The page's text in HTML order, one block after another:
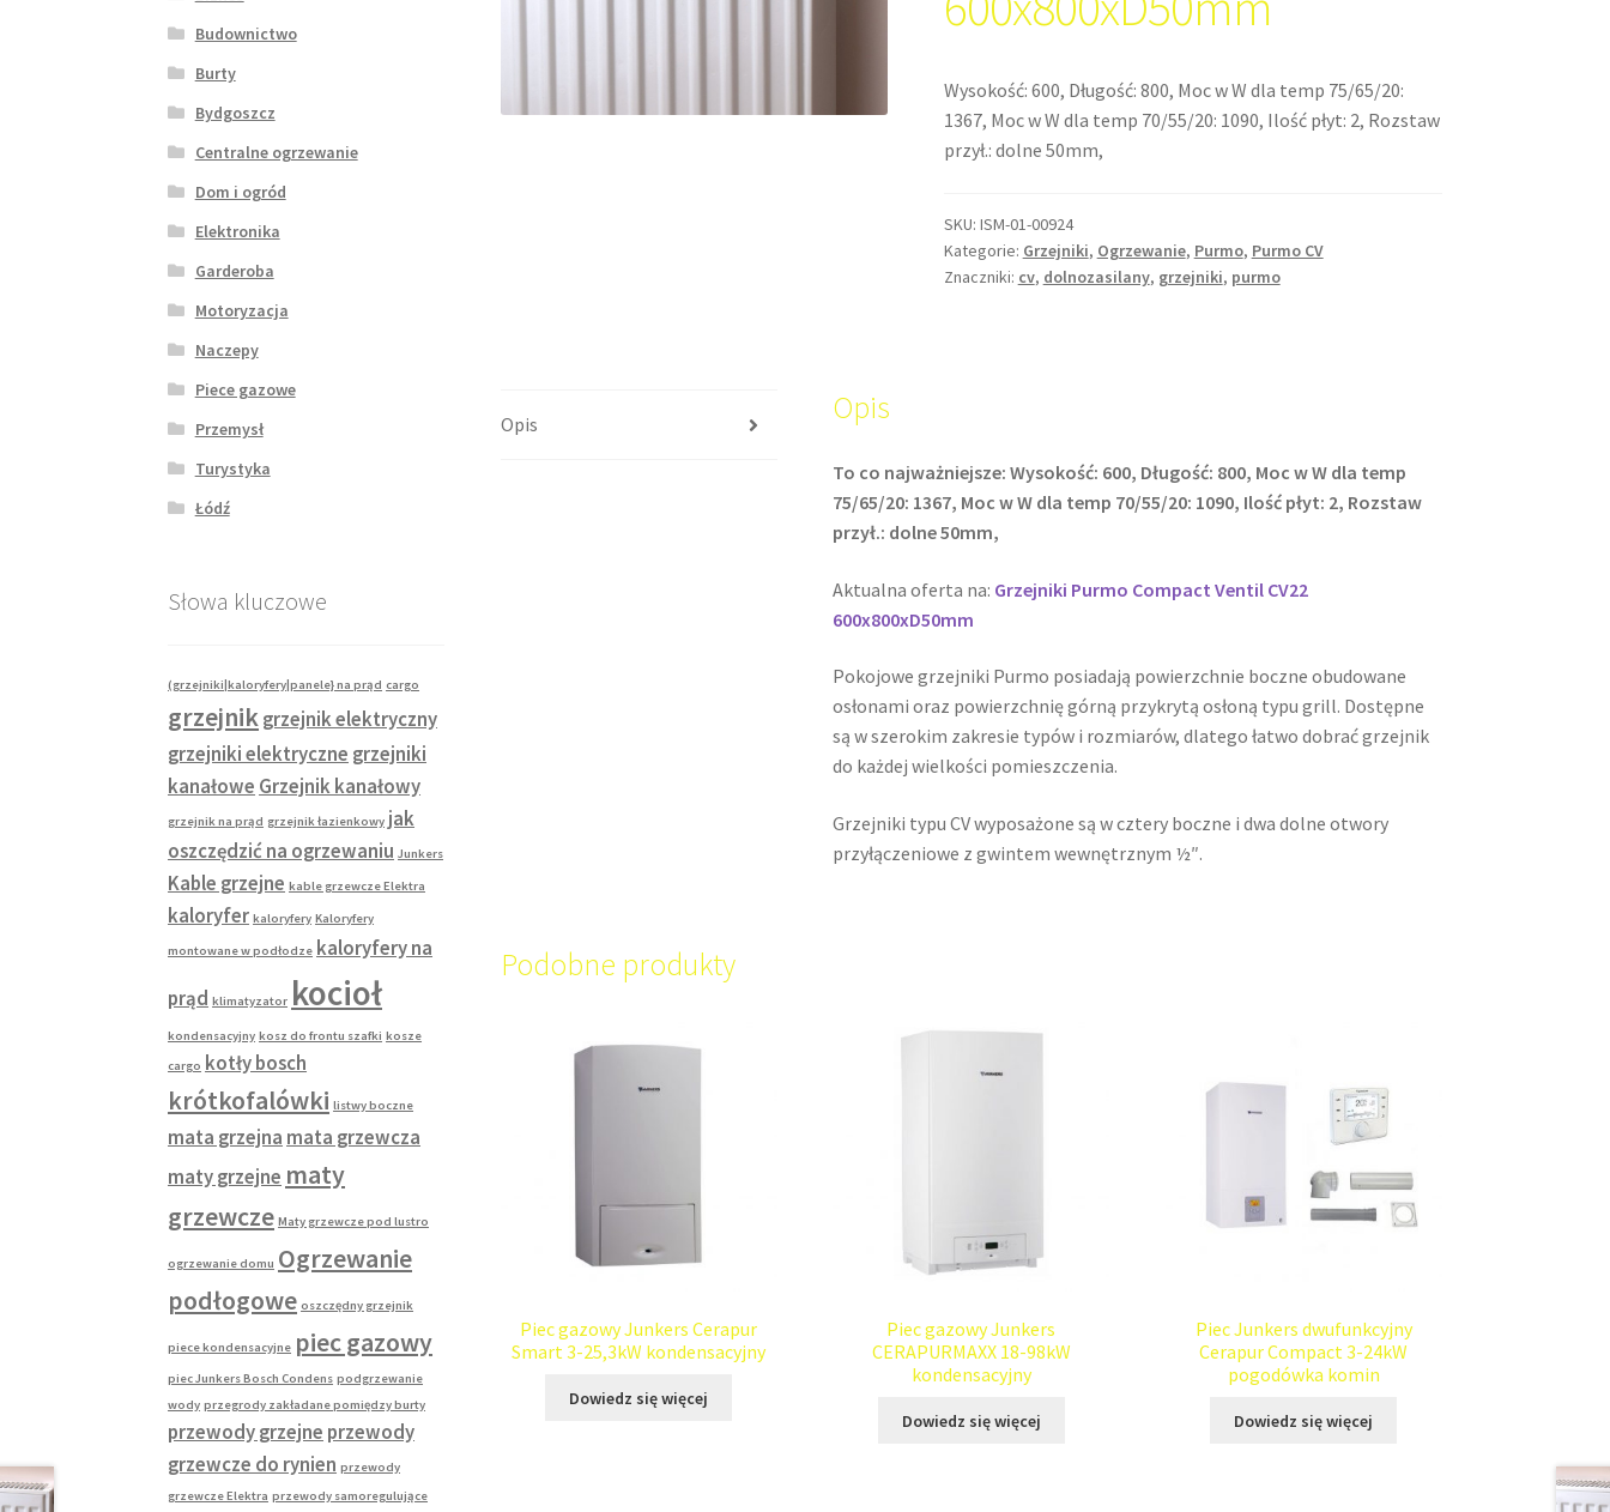
Wysokość: 600, Długość: 800, Moc w W dla temp 75/65/20:
1367, Moc w W dla temp 70/55/20: 1090, Ilość płyt: 2, Rozstaw
przył.: dolne 50mm,
SKU: ISM-01-00924
Kategorie: Grzejniki, Ogrzewanie, Purmo, Purmo CV
Znaczniki: cv, dolnozasilany, grzejniki, purmo
Opis Opis
To co najważniejsze: Wysokość: 600, Długość: 800, Moc w W dla temp
75/65/20: 1367, Moc w W dla temp 70/55/20: 1090, Ilość płyt: 2, Rozstaw
przył.: dolne 50mm,
Aktualna oferta na: Grzejniki Purmo Compact Ventil CV22
600x800xD50mm
Pokojowe grzejniki Purmo posiadają powierzchnie boczne obudowane
osłonami oraz powierzchnię górną przykrytą osłoną typu grill. Dostępne
są w szerokim zakresie typów i rozmiarów, dlatego łatwo dobrać grzejnik
do każdej wielkości pomieszczenia.
Grzejniki typu CV wyposażone są w cztery boczne i dwa dolne otwory
przyłączeniowe z gwintem wewnętrznym ½″.
Podobne produkty
Piec gazowy Junkers Cerapur
Smart 3-25,3kW kondensacyjny
Dowiedz się więcej
Piec gazowy Junkers
CERAPURMAXX 18-98kW
kondensacyjny
Dowiedz się więcej
Piec Junkers dwufunkcyjny
Cerapur Compact 3-24kW
pogodówka komin
Dowiedz się więcej
Budownictwo
Burty
Bydgoszcz
Centralne ogrzewanie
Dom i ogród
Elektronika
Garderoba
Motoryzacja
Naczepy
Piece gazowe
Przemysł
Turystyka
Łódź
Słowa kluczowe
(grzejniki|kaloryfery|panele} na prąd cargo
grzejnikgrzejnik elektryczny
grzejniki elektryczne grzejniki
kanałowe Grzejnik kanałowy
grzejnik na prąd grzejnik łazienkowy jak
oszczędzić na ogrzewaniu Junkers
Kable grzejne kable grzewcze Elektra
kaloryfer kaloryfery Kaloryfery
montowane w podłodze kaloryfery na
prąd klimatyzator kocioł
kondensacyjny kosz do frontu szafki kosze
cargo kotły bosch
krótkofalówki listwy boczne
mata grzejna mata grzewcza
maty grzejne maty
grzewcze Maty grzewcze pod lustro
ogrzewanie domu Ogrzewanie
podłogowe oszczędny grzejnik
piece kondensacyjne piec gazowy
piec Junkers Bosch Condens podgrzewanie
wody przegrody zakładane pomiędzy burty
przewody grzejne przewody
grzewcze do rynien przewody
grzewcze Elektra przewody samoregulujące